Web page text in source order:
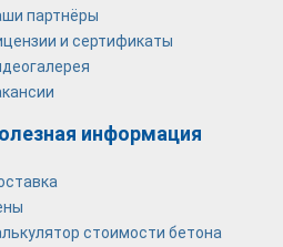
партнёры
и сертификаты
информация
стоимости бетона